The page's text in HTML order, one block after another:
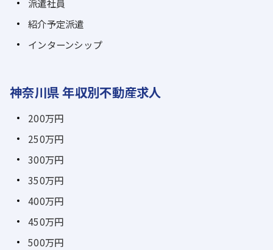
派遣社員
紹介予定派遣
インターンシップ
神奈川県 年収別不動産求人
200万円
250万円
300万円
350万円
400万円
450万円
500万円